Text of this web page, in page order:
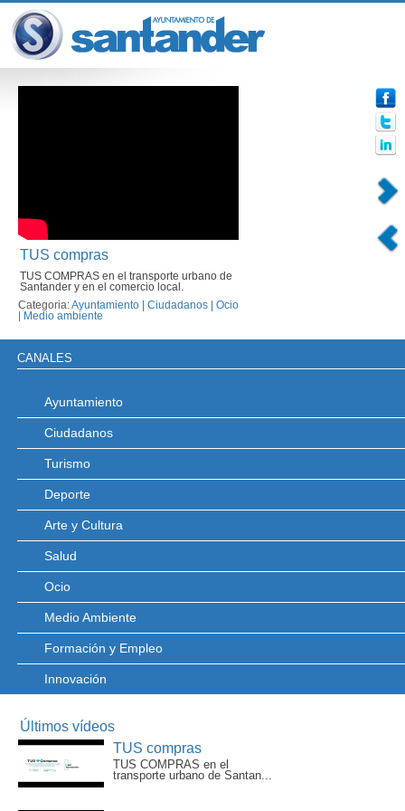
TUS compras
TUS COMPRAS en el transporte urbano de
Santander y en el comercio local.
Categoria:Ayuntamiento Ciudadanos
Ocio
Medio ambiente
CANALES
Ayuntamiento
Ciudadanos
Turismo
Deporte
Arte y Cultura
Salud
Ocio
Medio Ambiente
Formación y Empleo
Innovación
Últimos vídeos
TUS compras
TUS COMPRAS en el
transporte urbano de Santan...